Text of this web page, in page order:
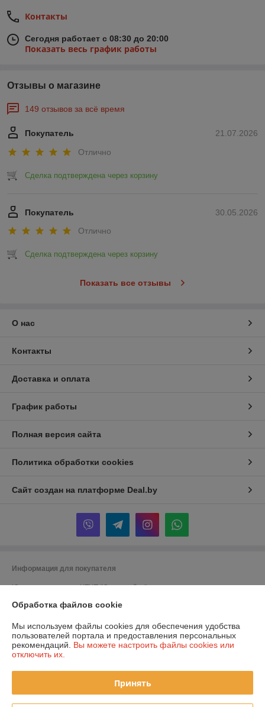
Контакты
Сегодня работает с 08:30 до 20:00
Показать весь график работы
Отзывы о магазине
149 отзывов за всё время
21.07.2026
Покупатель
Отлично
Сделка подтверждена через корзину
30.05.2026
Покупатель
Отлично
Сделка подтверждена через корзину
Показать все отзывы
О нас
Контакты
Доставка и оплата
График работы
Полная версия сайта
Политика обработки cookies
Сайт создан на платформе Deal.by
Информация для покупателя
Юридическое лицо:ЧТУП "Супермойка"
пом. 10
Регистрационный номер ЕГР: 191748925
УНП: 191748925
Дата регистрации компании: 07.02.2013
Обработка файлов cookie
Мы используем файлы cookies для обеспечения удобства
пользователей портала и предоставления персональных
рекомендаций. Вы можете настроить файлы cookies или
отключить их.
Принять